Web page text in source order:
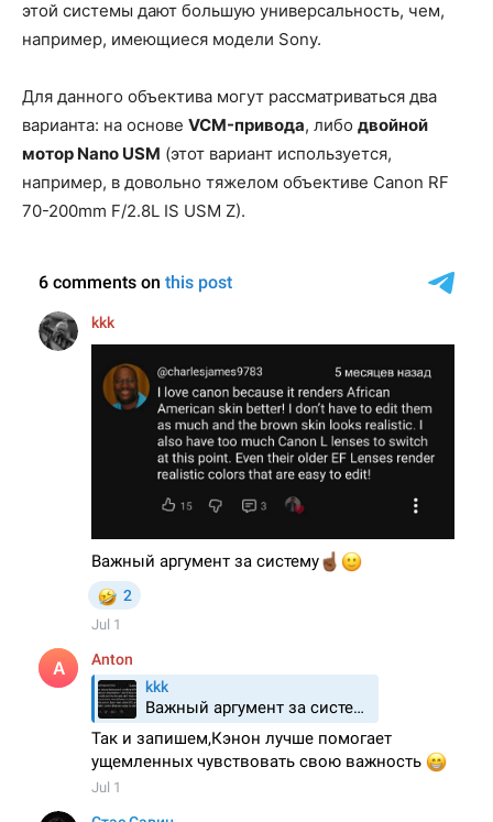
этой системы дают большую универсальность, чем,
например, имеющиеся модели Sony.
Для данного объектива могут рассматриваться два
варианта: на основе VCM-привода, либо двойной
мотор Nano USM (этот вариант используется,
например, в довольно тяжелом объективе Canon RF
70-200mm F/2.8L IS USM Z).